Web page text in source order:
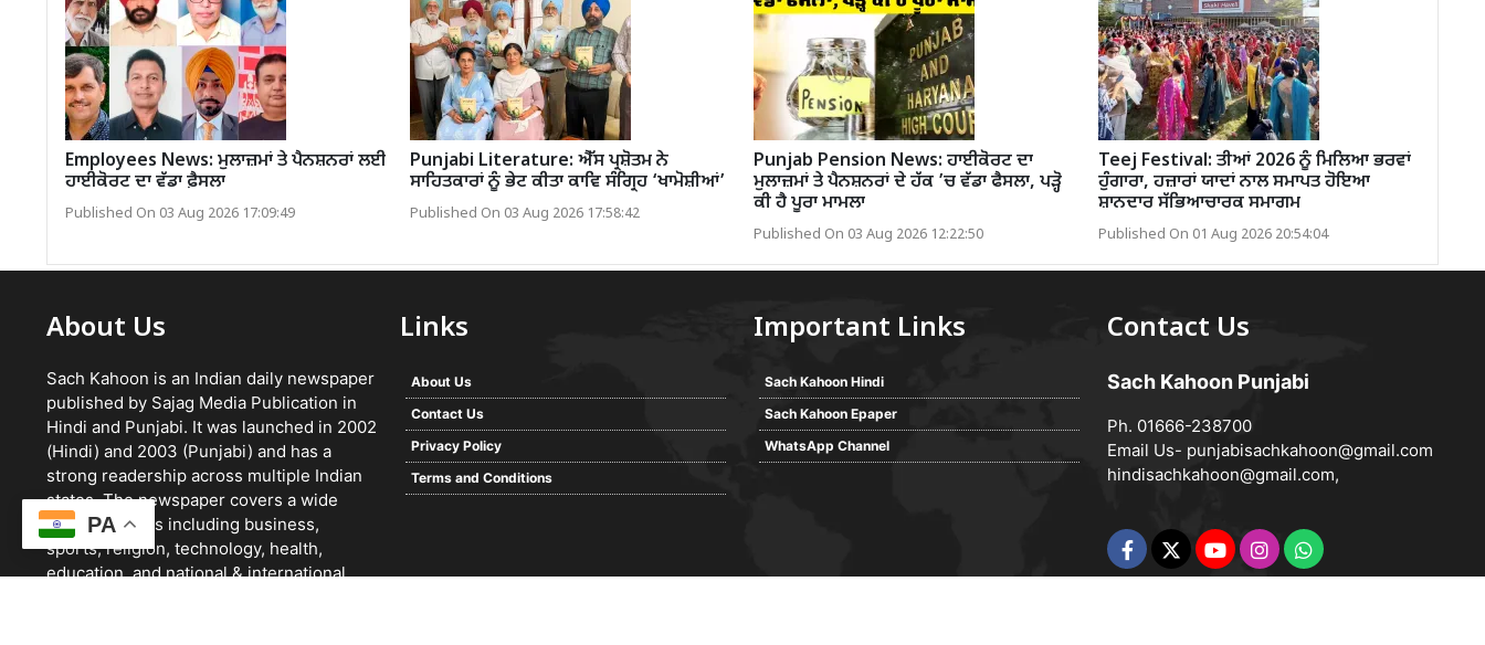
Employees News: ਮੁਲਾਜ਼ਮਾਂ ਤੇ ਪੈਨਸ਼ਨਰਾਂ ਲਈ
ਹਾਈਕੋਰਟ ਦਾ ਵੱਡਾ ਫ਼ੈਸਲਾ
Published On 03 Aug 2026 17:09:49
Punjabi Literature: ਐੱਸ ਪ੍ਰਸ਼ੋਤਮ ਨੇ
ਸਾਹਿਤਕਾਰਾਂ ਨੂੰ ਭੇਟ ਕੀਤਾ ਕਾਵਿ ਸੰਗ੍ਰਿਹ ‘ਖਾਮੋਸ਼ੀਆਂ’
Published On 03 Aug 2026 17:58:42
Punjab Pension News: ਹਾਈਕੋਰਟ ਦਾ
ਮੁਲਾਜ਼ਮਾਂ ਤੇ ਪੈਨਸ਼ਨਰਾਂ ਦੇ ਹੱਕ ’ਚ ਵੱਡਾ ਫੈਸਲਾ, ਪੜ੍ਹੋ
ਕੀ ਹੈ ਪੂਰਾ ਮਾਮਲਾ
Published On 03 Aug 2026 12:22:50
Teej Festival: ਤੀਆਂ 2026 ਨੂੰ ਮਿਲਿਆ ਭਰਵਾਂ
ਹੁੰਗਾਰਾ, ਹਜ਼ਾਰਾਂ ਯਾਦਾਂ ਨਾਲ ਸਮਾਪਤ ਹੋਇਆ
ਸ਼ਾਨਦਾਰ ਸੱਭਿਆਚਾਰਕ ਸਮਾਗਮ
Published On 01 Aug 2026 20:54:04
About Us
Sach Kahoon is an Indian daily newspaper
published by Sajag Media Publication in
Hindi and Punjabi. It was launched in 2002
(Hindi) and 2003 (Punjabi) and has a
strong readership across multiple Indian
states. The newspaper covers a wide
range of topics including business,
sports, religion, technology, health,
education, and national & international
Links
About Us
Contact Us
Privacy Policy
Terms and Conditions
Important Links
Sach Kahoon Hindi
Sach Kahoon Epaper
WhatsApp Channel
Contact Us
Sach Kahoon Punjabi
Ph. 01666-238700
Email Us- punjabisachkahoon@gmail.com
hindisachkahoon@gmail.com,
PA